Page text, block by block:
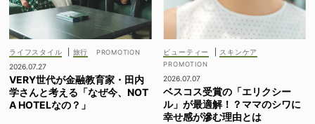
ライフスタイル
旅行
2026.07.27
VERY世代が金融教育家・田内
学さんと考える「なぜ今、NOT
A HOTELなの？」
ビューティー スキンケア
2026.07.07
ベスコス受賞の「エリクシー
ル」が最適解！？ママのシワに
幸せ感が滲む理由とは